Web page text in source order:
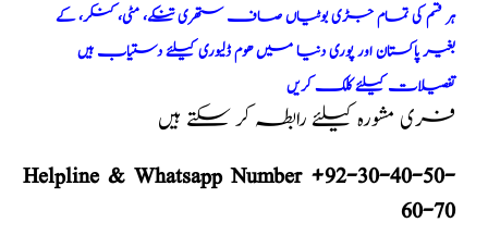
ہر قسم کی تمام جڑی بوٹیاں صاف ستھری تنکے، مٹی، کنکر، کے
بغیر پاکستان اور پوری دنیا میں ھوم ڈلیوری کیلئے دستیاب ہیں
تفصیلات کیلئے کلک کریں
فری مشورہ کیلئے رابطہ کر سکتے ہیں
Helpline & Whatsapp Number +92-30-40-50-
60-70